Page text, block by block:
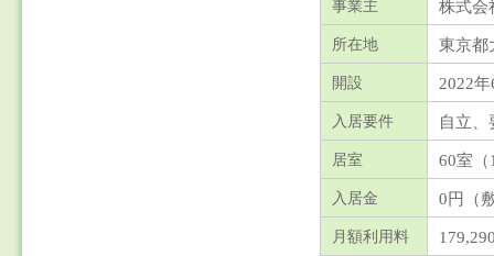
事業主 株式会
所在地 東京都
開設 2022
入居要件 自立、
居室 60室（
入居金 0円（
月額利用料